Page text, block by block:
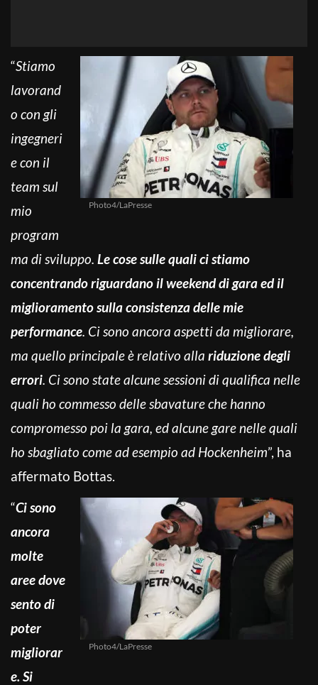
Photo4/LaPresse
“Stiamo
lavorand
o con gli
ingegneri
e con il
team sul
mio
program
ma di sviluppo. Le cose sulle quali ci stiamo
concentrando riguardano il weekend di gara ed il
miglioramento sulla consistenza delle mie
performance. Ci sono ancora aspetti da migliorare,
ma quello principale è relativo alla riduzione degli
errori. Ci sono state alcune sessioni di qualifica nelle
quali ho commesso delle sbavature che hanno
compromesso poi la gara, ed alcune gare nelle quali
ho sbagliato come ad esempio ad Hockenheim”, ha
affermato Bottas.
Photo4/LaPresse
“Ci sono
ancora
molte
aree dove
sento di
poter
migliorar
e. Si